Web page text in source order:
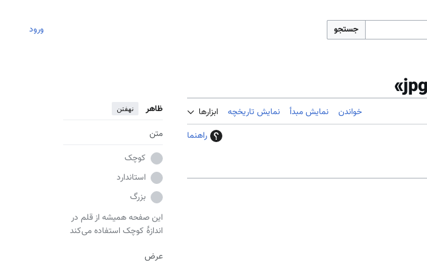
جستجو ورود
خواندن نمایش مبدأ نمایش تاریخچه ابزارها ظاهر نهفتن
متن
کوچک
استاندارد
بزرگ
این صفحه همیشه از قلم در
اندازهٔ کوچک استفاده می‌کند
عرض
راهنما